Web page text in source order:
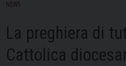
NEWS
La preghiera di
Cattolica